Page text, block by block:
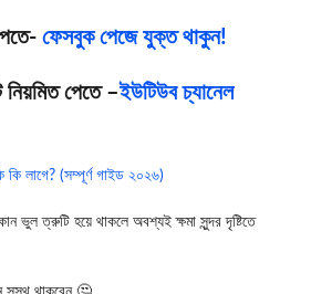
ফেসবুক পেজে যুক্ত থাকুন!
নিয়মিত পেতে –ইউটিউব চ্যানেল
কি লাগে? (সম্পূর্ণ গাইড ২০২৬)
ভুল ত্রুটি হয়ে থাকলে অবশ্যই ক্ষমা সুন্দর দৃষ্টিতে